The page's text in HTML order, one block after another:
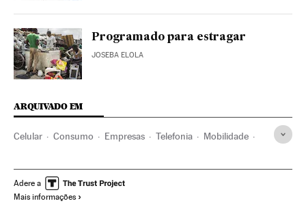
Programado para estragar
JOSEBA ELOLA
ARQUIVADO EM
Celular Consumo Empresas Telefonia Mobilidade
Telecomunicações Tecnologia
Obsolescência programada
Adere a
Mais informações